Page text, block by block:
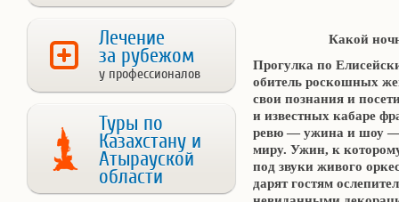
Лечение
за рубежом
у профессионалов
Туры по
Казахстану и
Атырауской
области
Какой
Прогулка по
обитель роскошных
свои познания и
и известных кабаре
ревю — ужина и шоу —
миру. Ужин, к
под звуки живого
дарят гостям